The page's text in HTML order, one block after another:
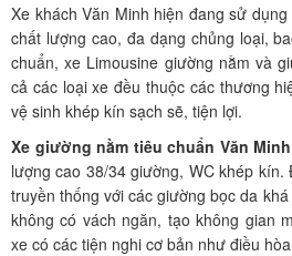
Xe khách Văn Minh hiện đang sử
chất lượng cao, đa dạng chủng loại,
chuẩn, xe Limousine giường nằm và
cả các loại xe đều thuộc các thương
vệ sinh khép kín sạch sẽ, tiện lợi.
Xe giường nằm tiêu chuẩn Văn Minh
lượng cao 38/34 giường, WC khép
truyền thống với các giường bọc da
không có vách ngăn, tạo không gian
xe có các tiện nghi cơ bản như điều